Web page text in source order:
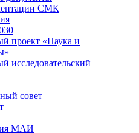
СМК
проект «Наука и
исследовательский
совет
МАИ